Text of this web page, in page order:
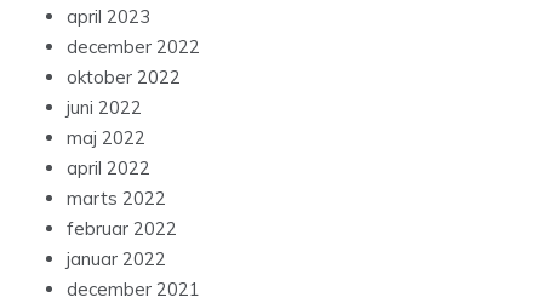
april 2023
december 2022
oktober 2022
juni 2022
maj 2022
april 2022
marts 2022
februar 2022
januar 2022
december 2021